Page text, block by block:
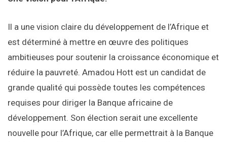
Il a une vision claire du développement de l’Afrique et
est déterminé à mettre en œuvre des politiques
ambitieuses pour soutenir la croissance économique et
réduire la pauvreté. Amadou Hott est un candidat de
grande qualité qui possède toutes les compétences
requises pour diriger la Banque africaine de
développement. Son élection serait une excellente
nouvelle pour l’Afrique, car elle permettrait à la Banque